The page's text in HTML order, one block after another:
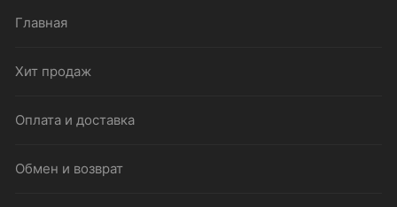
Главная
Хит продаж
Оплата и доставка
Обмен и возврат